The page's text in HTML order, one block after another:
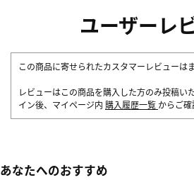
ユーザーレ
この商品に寄せられたカスタマーレビューは
レビューはこの商品を購入した方のみ投稿い
イン後、マイページ内 購入履歴一覧 からご確
あなたへのおすすめ